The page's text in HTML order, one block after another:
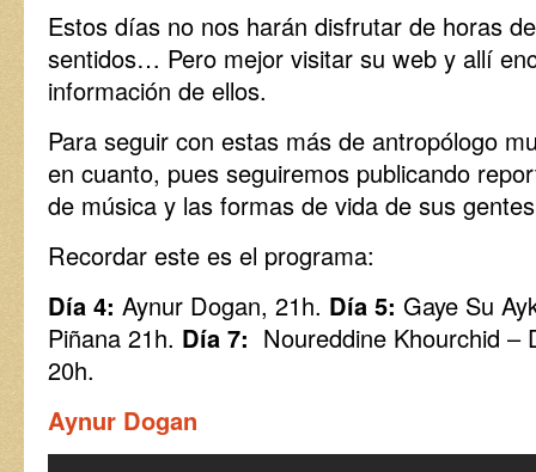
Estos días no nos harán disfrutar de horas
sentidos… Pero mejor visitar su web y allí
información de ellos.
Para seguir con estas más de antropólogo
en cuanto, pues seguiremos publicando
de música y las formas de vida de sus
Recordar este es el programa:
Día 4: Aynur Dogan, 21h. Día 5: Gaye Su
Piñana 21h. Día 7: Noureddine Khourchid –
20h.
Aynur Dogan